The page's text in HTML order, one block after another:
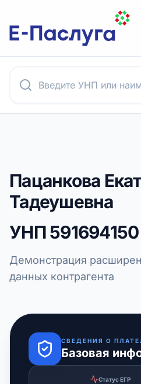
Пацанкова
Тадеушевна
УНП591694150
Демонстрация
данных контрагента
СВЕДЕНИЯ О
Базовая
Статус ЕГР